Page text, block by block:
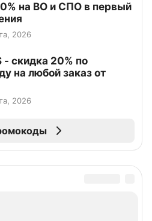
на ВО и СПО в первый
2026
- скидка 20% по
на любой заказ от
2026